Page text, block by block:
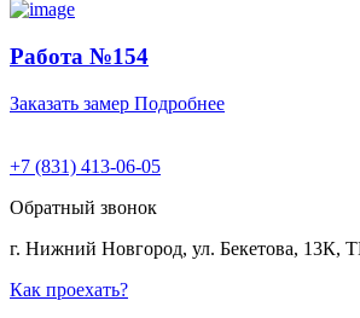
Работа №154
Заказать замер Подробнее
+7 (831) 413-06-05
Обратный звонок
г. Нижний Новгород, ул. Бекетова, 13К,
Как проехать?